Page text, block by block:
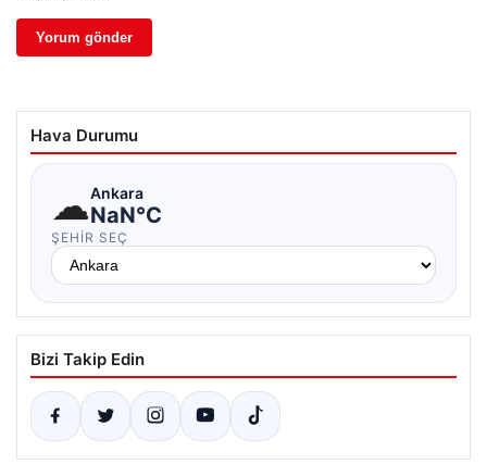
Hava Durumu
☁Ankara
NaN°C
ŞEHIR SEÇ
Bizi Takip Edin